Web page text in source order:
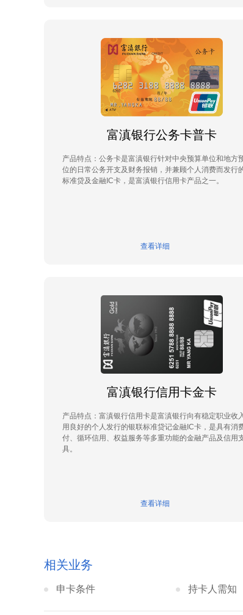
富滇银行公务卡普卡
产品特点：公务卡是富滇银行针对中央预算单位和地方
位的日常公务开支及财务报销，并兼顾个人消费而发行
标准贷及金融IC卡，是富滇银行信用卡产品之一。
查看详细
富滇银行信用卡金卡
产品特点：富滇银行信用卡是富滇银行向有稳定职业收
用良好的个人发行的银联标准贷记金融IC卡，是具有消
付、循环信用、权益服务等多重功能的金融产品及信用
具。
查看详细
相关业务
申卡条件 持卡人需知